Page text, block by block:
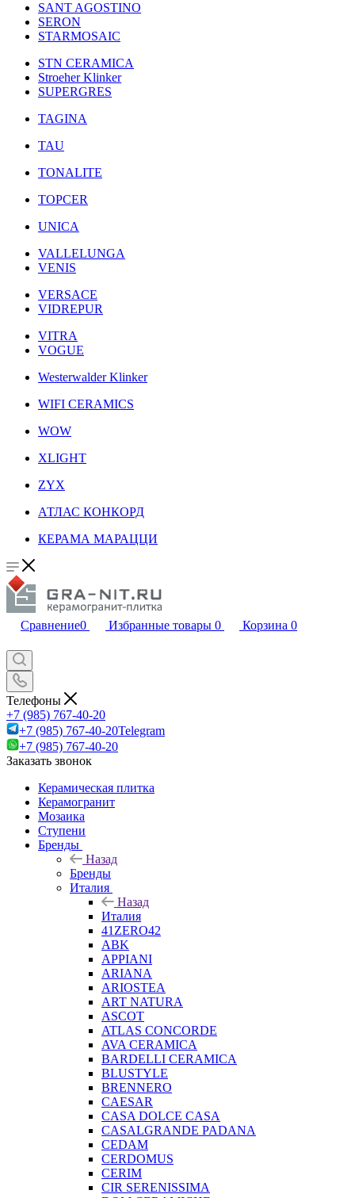
SANT AGOSTINO
SERON
STARMOSAIC
STN CERAMICA
Stroeher Klinker
SUPERGRES
TAGINA
TAU
TONALITE
TOPCER
UNICA
VALLELUNGA
VENIS
VERSACE
VIDREPUR
VITRA
VOGUE
Westerwalder Klinker
WIFI CERAMICS
WOW
XLIGHT
ZYX
АТЛАС КОНКОРД
КЕРАМА МАРАЦЦИ
Сравнение0 Избранные товары 0 Корзина 0
Телефоны
+7 (985) 767-40-20
+7 (985) 767-40-20Telegram
+7 (985) 767-40-20
Заказать звонок
Керамическая плитка
Керамогранит
Мозаика
Ступени
Бренды
Назад
Бренды
Италия
Назад
Италия
41ZERO42
ABK
APPIANI
ARIANA
ARIOSTEA
ART NATURA
ASCOT
ATLAS CONCORDE
AVA CERAMICA
BARDELLI CERAMICA
BLUSTYLE
BRENNERO
CAESAR
CASA DOLCE CASA
CASALGRANDE PADANA
CEDAM
CERDOMUS
CERIM
CIR SERENISSIMA